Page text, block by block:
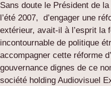
Sans doute le Président de
l’été 2007, d’engager une
extérieur, avait-il à l’esprit la
incontournable de politique
accompagner cette réforme
gouvernance dignes de ce
société holding Audiovisuel